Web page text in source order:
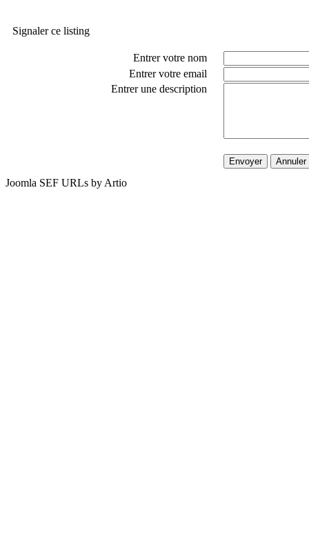
Signaler ce listing
Entrer votre nom
Entrer votre email
Entrer une description
Envoyer Annuler
Joomla SEF URLs by Artio